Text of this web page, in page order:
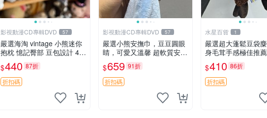
影視動漫CD專輯DVD 57
嚴選海淘 vintage 小熊迷你
抱枕 憶記臀部 豆包設計 4c
m 高 推薦收藏 迷你豆包小
熊、高臀部、豆袋抱枕
$440 87折
折扣碼
影視動漫CD專輯DVD 57
嚴選小熊安撫巾，豆豆圓眼
睛，可愛又溫馨 超軟質安撫
巾，豆豆設計，哄睡好幫手
約克豆豆眼安撫巾 數碼豆豆
眼
$659 91折
折扣碼
水星百貨 1
嚴選超大蓬鬆豆袋
身毛茸手感極佳推
與四肢填充均勻，適
與孩童共賞。 麋鹿
茸玩具
$410 86折
折扣碼